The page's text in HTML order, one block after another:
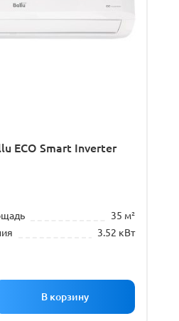
ECO Smart Inverter
35 м²
3.52 кВт